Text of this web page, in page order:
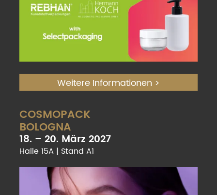
Weitere Informationen >
COSMOPACK
BOLOGNA
18. – 20. März 2027
Halle 15A | Stand A1